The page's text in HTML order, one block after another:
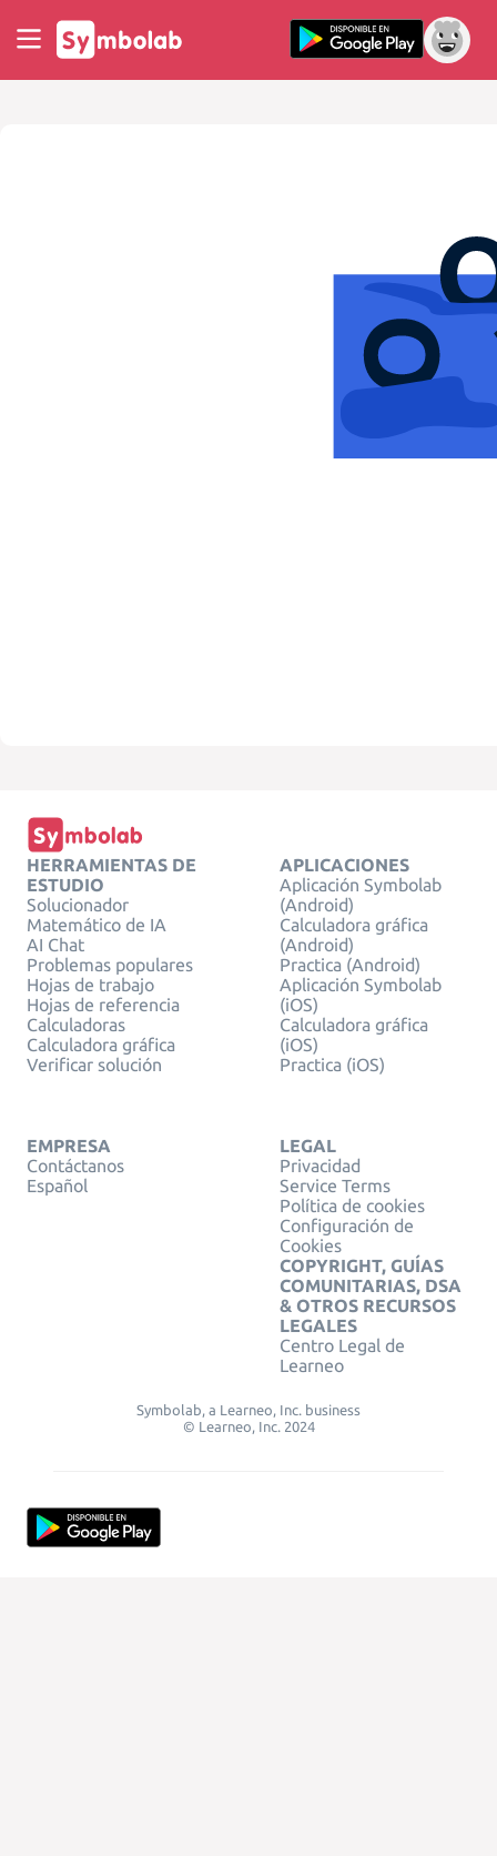
HERRAMIENTAS DE
ESTUDIO
Solucionador
Matemático de IA
AI Chat
Problemas populares
Hojas de trabajo
Hojas de referencia
Calculadoras
Calculadora gráfica
Verificar solución
APLICACIONES
Aplicación Symbolab
(Android)
Calculadora gráfica
(Android)
Practica (Android)
Aplicación Symbolab
(iOS)
Calculadora gráfica
(iOS)
Practica (iOS)
EMPRESA
Contáctanos
Español
LEGAL
Privacidad
Service Terms
Política de cookies
Configuración de
Cookies
COPYRIGHT, GUÍAS
COMUNITARIAS, DSA
& OTROS RECURSOS
LEGALES
Centro Legal de
Learneo
Symbolab, a Learneo, Inc. business
© Learneo, Inc. 2024